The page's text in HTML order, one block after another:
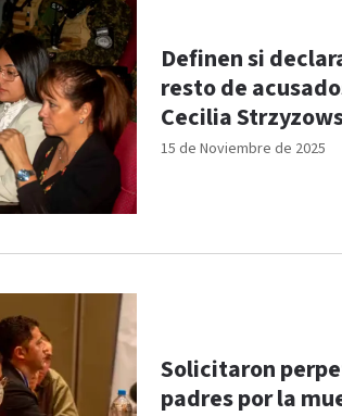
15 de Noviembre de 2025
Definen si
resto de
Cecilia
Solicitaron
padres por la